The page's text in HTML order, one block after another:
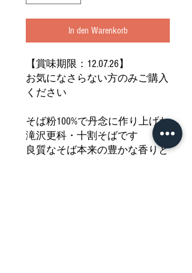
In den Warenkorb
【賞味期限：12.07.26】
お気になさらない方のみご購入
ください
そば粉100%で丹念に作り上げた
滝沢更科・十割そばです
良質なそば本来の豊かな香りと